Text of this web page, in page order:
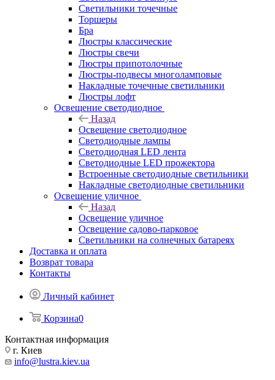
Светильники точечные
Торшеры
Бра
Люстры классические
Люстры свечи
Люстры припотолочные
Люстры-подвесы многоламповые
Накладные точечные светильники
Люстры лофт
Освещение светодиодное
Назад
Освещение светодиодное
Светодиодные лампы
Светодиодная LED лента
Светодиодные LED прожектора
Встроенные светодиодные светильники
Накладные светодиодные светильники
Освещение уличное
Назад
Освещение уличное
Освещение садово-парковое
Светильники на солнечных батареях
Доставка и оплата
Возврат товара
Контакты
Личный кабинет
Корзина0
Контактная информация
г. Киев
info@lustra.kiev.ua